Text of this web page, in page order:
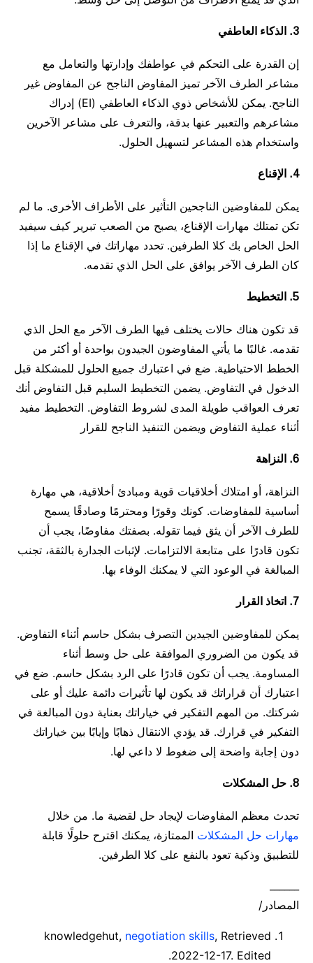
3. الذكاء العاطفي
إن القدرة على التحكم في عواطفك وإدارتها والتعامل مع
مشاعر الطرف الآخر تميز المفاوض الناجح عن المفاوض غير
الناجح. يمكن للأشخاص ذوي الذكاء العاطفي (EI) إدراك
مشاعرهم والتعبير عنها بدقة، والتعرف على مشاعر الآخرين
واستخدام هذه المشاعر لتسهيل الحلول.
4. الإقناع
يمكن للمفاوضين الناجحين التأثير على الأطراف الأخرى. ما لم
تكن تمتلك مهارات الإقناع، يصبح من الصعب تبرير كيف سيفيد
الحل الخاص بك كلا الطرفين. تحدد مهاراتك في الإقناع ما إذا
كان الطرف الآخر يوافق على الحل الذي تقدمه.
5. التخطيط
قد تكون هناك حالات يختلف فيها الطرف الآخر مع الحل الذي
تقدمه. غالبًا ما يأتي المفاوضون الجيدون بواحدة أو أكثر من
الخطط الاحتياطية. ضع في اعتبارك جميع الحلول للمشكلة قبل
الدخول في التفاوض. يضمن التخطيط السليم قبل التفاوض أنك
تعرف العواقب طويلة المدى لشروط التفاوض. التخطيط مفيد
أثناء عملية التفاوض ويضمن التنفيذ الناجح للقرار
6. النزاهة
النزاهة، أو امتلاك أخلاقيات قوية ومبادئ أخلاقية، هي مهارة
أساسية للمفاوضات. كونك وقورًا ومحترمًا وصادقًا يسمح
للطرف الآخر أن يثق فيما تقوله. بصفتك مفاوضًا، يجب أن
تكون قادرًا على متابعة الالتزامات. لإثبات الجدارة بالثقة، تجنب
المبالغة في الوعود التي لا يمكنك الوفاء بها.
7. اتخاذ القرار
يمكن للمفاوضين الجيدين التصرف بشكل حاسم أثناء التفاوض.
قد يكون من الضروري الموافقة على حل وسط أثناء
المساومة. يجب أن تكون قادرًا على الرد بشكل حاسم. ضع في
اعتبارك أن قراراتك قد يكون لها تأثيرات دائمة عليك أو على
شركتك. من المهم التفكير في خياراتك بعناية دون المبالغة في
التفكير في قرارك. قد يؤدي الانتقال ذهابًا وإيابًا بين خياراتك
دون إجابة واضحة إلى ضغوط لا داعي لها.
8. حل المشكلات
تحدث معظم المفاوضات لإيجاد حل لقضية ما. من خلال
مهارات حل المشكلات الممتازة، يمكنك اقترح حلولًا قابلة
للتطبيق وذكية تعود بالنفع على كلا الطرفين.
المصادر/
knowledgehut, negotiation skills, Retrieved
2022-12-17. Edited.